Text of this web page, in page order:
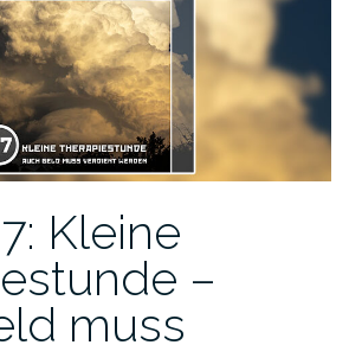
Kleine
–
muss